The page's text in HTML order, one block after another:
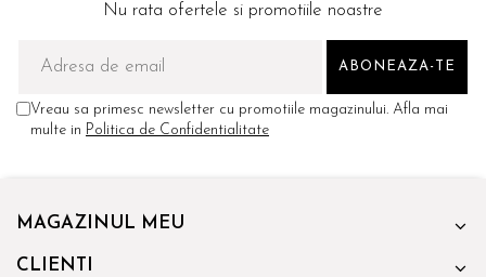
Nu rata ofertele si promotiile noastre
Vreau sa primesc newsletter cu promotiile magazinului. Afla mai
multe in Politica de Confidentialitate
MAGAZINUL MEU
CLIENTI